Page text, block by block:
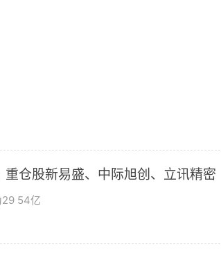
仓股新易盛、中际旭创、立讯精密
29 54亿